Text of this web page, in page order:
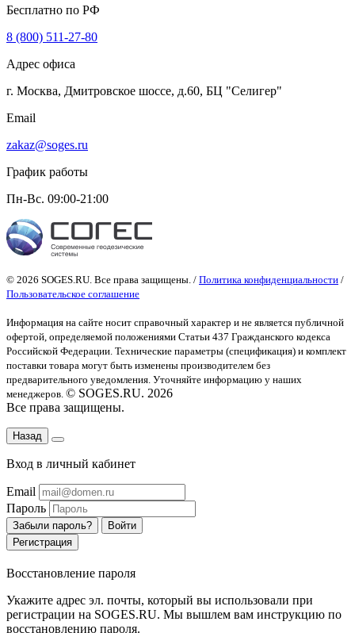
Бесплатно по РФ
8 (800) 511-27-80
Адрес офиса
г. Москва, Дмитровское шоссе, д.60, БЦ "Селигер"
Email
zakaz@soges.ru
График работы
Пн-Вс. 09:00-21:00
© 2026 SOGES.RU. Все права защищены. / Политика конфиденциальности /
Пользовательское соглашение
Информация на сайте носит справочный характер и не является публичной
офертой, определяемой положениями Статьи 437 Гражданского кодекса
Российской Федерации. Технические параметры (спецификация) и комплект
поставки товара могут быть изменены производителем без
предварительного уведомления. Уточняйте информацию у наших
менеджеров. © SOGES.RU. 2026
Все права защищены.
Назад
Вход в личный кабинет
Email
Пароль
Забыли пароль?
Войти
Регистрация
Восстановление пароля
Укажите адрес эл. почты, который вы использовали при
регистрации на SOGES.RU. Мы вышлем вам инструкцию по
восстановлению пароля.